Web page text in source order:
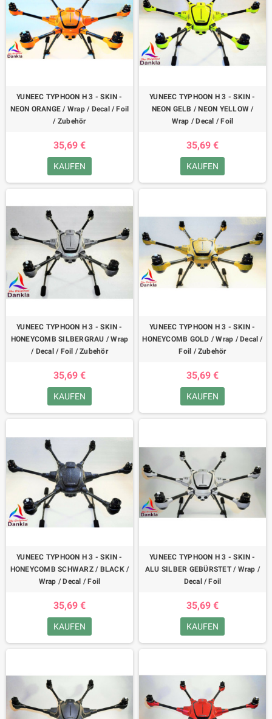
YUNEEC TYPHOON H 3 - SKIN -
NEON ORANGE / Wrap / Decal / Foil
/ Zubehör
35,69 €
KAUFEN
YUNEEC TYPHOON H 3 - SKIN -
NEON GELB / NEON YELLOW /
Wrap / Decal / Foil
35,69 €
KAUFEN
YUNEEC TYPHOON H 3 - SKIN -
HONEYCOMB SILBERGRAU / Wrap
/ Decal / Foil / Zubehör
35,69 €
KAUFEN
YUNEEC TYPHOON H 3 - SKIN -
HONEYCOMB GOLD / Wrap / Decal /
Foil / Zubehör
35,69 €
KAUFEN
YUNEEC TYPHOON H 3 - SKIN -
HONEYCOMB SCHWARZ / BLACK /
Wrap / Decal / Foil
35,69 €
KAUFEN
YUNEEC TYPHOON H 3 - SKIN -
ALU SILBER GEBÜRSTET / Wrap /
Decal / Foil
35,69 €
KAUFEN